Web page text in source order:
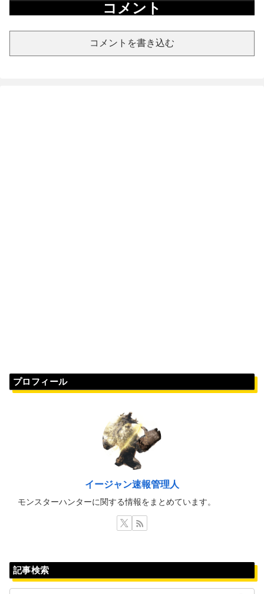
コメント
コメントを書き込む
プロフィール
イージャン速報管理人
モンスターハンターに関する情報をまとめています。
記事検索